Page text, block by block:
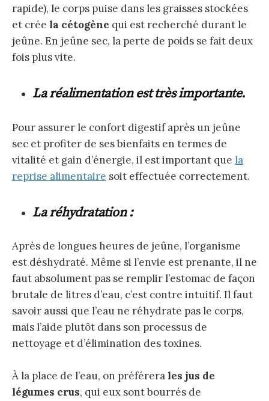
rapide), le corps puise dans les graisses stockées
et crée la cétogène qui est recherché durant le
jeûne. En jeûne sec, la perte de poids se fait deux
fois plus vite.
La réalimentation est très importante.
Pour assurer le confort digestif après un jeûne
sec et profiter de ses bienfaits en termes de
vitalité et gain d’énergie, il est important que la
reprise alimentaire soit effectuée correctement.
La réhydratation :
Après de longues heures de jeûne, l’organisme
est déshydraté. Même si l’envie est prenante, il ne
faut absolument pas se remplir l’estomac de façon
brutale de litres d’eau, c’est contre intuitif. Il faut
savoir aussi que l’eau ne réhydrate pas le corps,
mais l’aide plutôt dans son processus de
nettoyage et d’élimination des toxines.
À la place de l’eau, on préférera les jus de
légumes crus, qui eux sont bourrés de